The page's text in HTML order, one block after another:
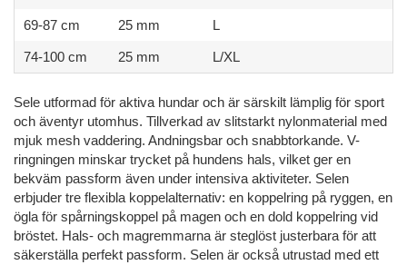
69-87 cm 25 mm L
74-100 cm 25 mm L/XL
Sele utformad för aktiva hundar och är särskilt lämplig för sport
och äventyr utomhus. Tillverkad av slitstarkt nylonmaterial med
mjuk mesh vaddering. Andningsbar och snabbtorkande. V-
ringningen minskar trycket på hundens hals, vilket ger en
bekväm passform även under intensiva aktiviteter. Selen
erbjuder tre flexibla koppelalternativ: en koppelring på ryggen, en
ögla för spårningskoppel på magen och en dold koppelring vid
bröstet. Hals- och magremmarna är steglöst justerbara för att
säkerställa perfekt passform. Selen är också utrustad med ett